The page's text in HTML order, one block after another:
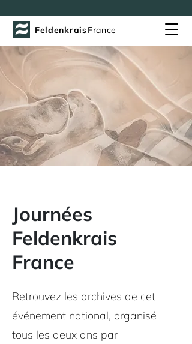
FeldenkraisFrance
Journées
Feldenkrais
France
Retrouvez les archives de cet
événement national, organisé
tous les deux ans par